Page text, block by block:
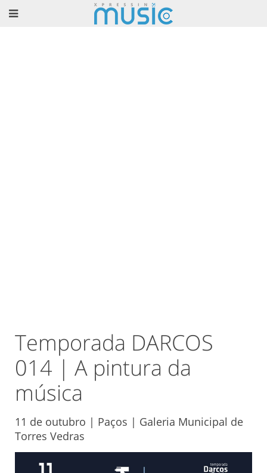
Temporada DARCOS
014 | A pintura da
música
11 de outubro | Paços | Galeria Municipal de
Torres Vedras